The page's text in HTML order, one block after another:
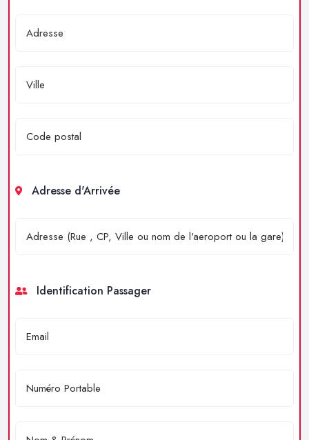
Adresse d'Arrivée
Identification Passager